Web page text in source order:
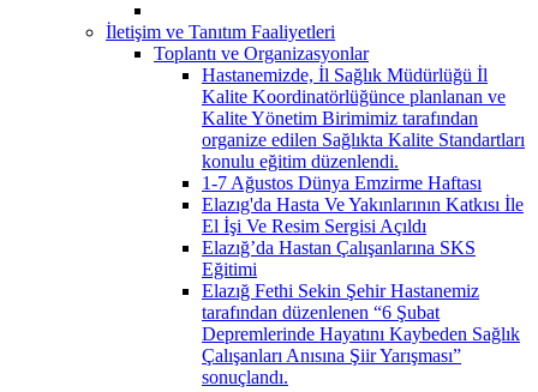
İletişim ve Tanıtım Faaliyetleri
Toplantı ve Organizasyonlar
Hastanemizde, İl Sağlık Müdürlüğü İl
Kalite Koordinatörlüğünce planlanan ve
Kalite Yönetim Birimimiz tarafından
organize edilen Sağlıkta Kalite Standartları
konulu eğitim düzenlendi.
1-7 Ağustos Dünya Emzirme Haftası
Elazıg'da Hasta Ve Yakınlarının Katkısı İle
El İşi Ve Resim Sergisi Açıldı
Elazığ’da Hastan Çalışanlarına SKS
Eğitimi
Elazığ Fethi Sekin Şehir Hastanemiz
tarafından düzenlenen “6 Şubat
Depremlerinde Hayatını Kaybeden Sağlık
Çalışanları Anısına Şiir Yarışması”
sonuçlandı.